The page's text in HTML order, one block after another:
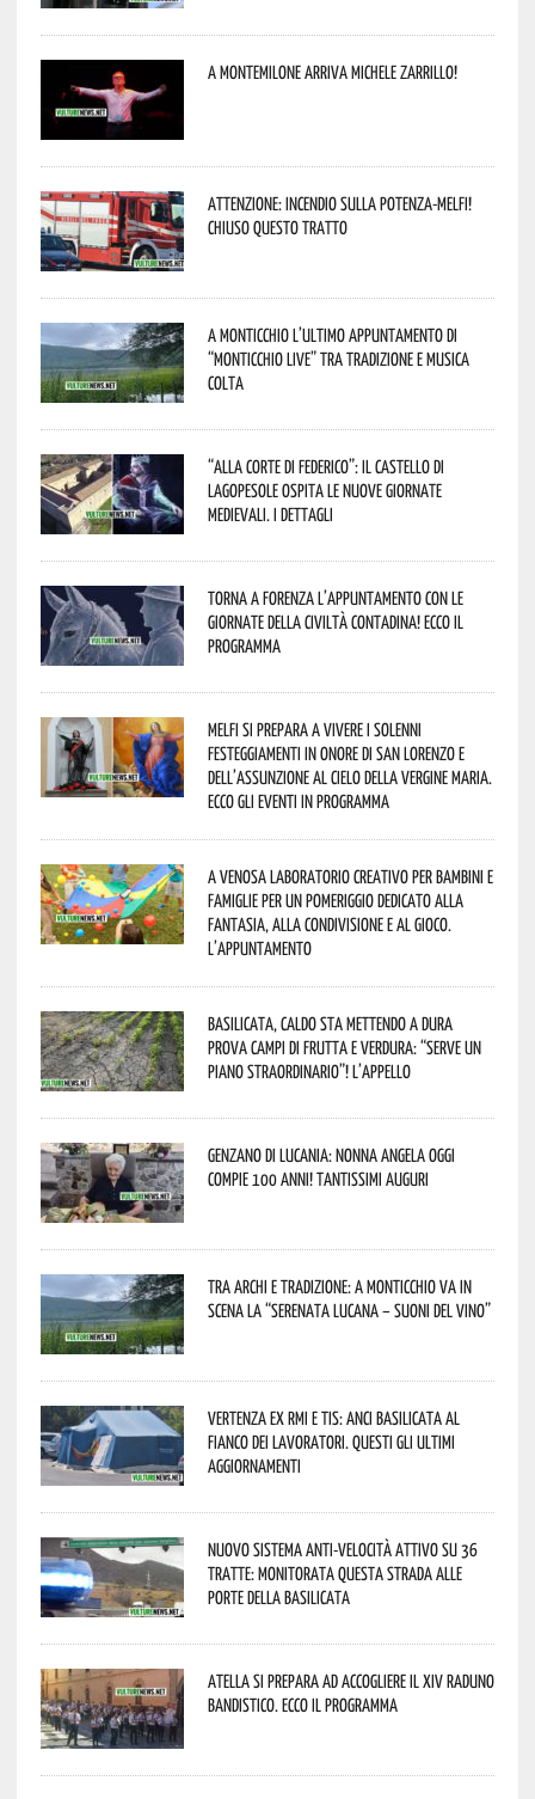
A Montemilone arriva Michele Zarrillo!
Attenzione: incendio sulla Potenza-Melfi!
Chiuso questo tratto
A Monticchio l’ultimo appuntamento di
“Monticchio Live” tra tradizione e musica
colta
“Alla corte di Federico”: il Castello di
Lagopesole ospita le nuove Giornate
Medievali. I dettagli
Torna a Forenza l’appuntamento con le
Giornate della Civiltà Contadina! Ecco il
programma
Melfi si prepara a vivere i solenni
festeggiamenti in onore di San Lorenzo e
dell’assunzione al cielo della Vergine Maria.
Ecco gli eventi in programma
A Venosa laboratorio creativo per bambini e
famiglie per un pomeriggio dedicato alla
fantasia, alla condivisione e al gioco.
L’appuntamento
Basilicata, caldo sta mettendo a dura
prova campi di frutta e verdura: “Serve un
piano straordinario”! L’appello
Genzano di Lucania: nonna Angela oggi
compie 100 anni! Tantissimi auguri
Tra archi e tradizione: a Monticchio va in
scena la “Serenata lucana – suoni del vino”
Vertenza ex RMI e TIS: ANCI Basilicata al
fianco dei lavoratori. Questi gli ultimi
aggiornamenti
Nuovo sistema anti-velocità attivo su 36
tratte: monitorata questa strada alle
porte della Basilicata
Atella si prepara ad accogliere il XIV Raduno
Bandistico. Ecco il programma